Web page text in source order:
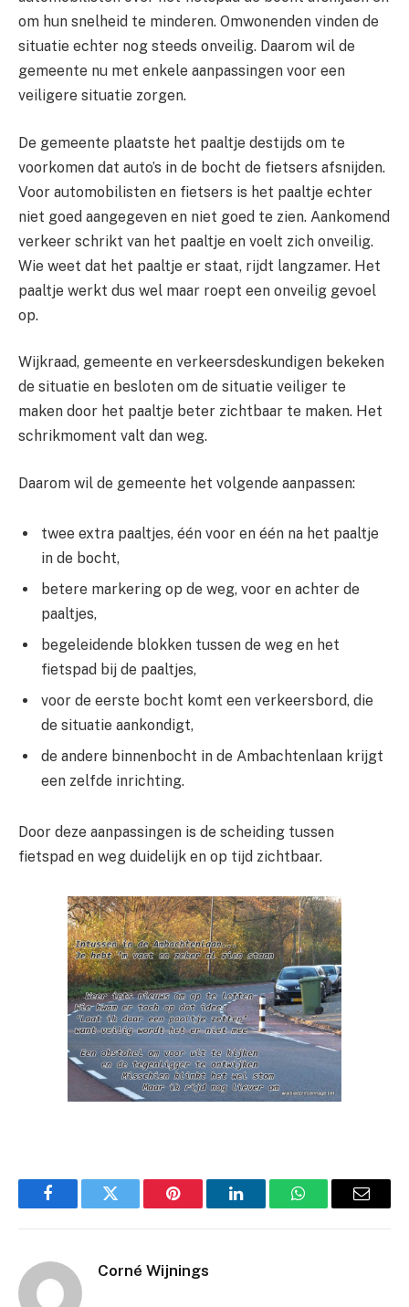
om hun snelheid te minderen. Omwonenden vinden de
situatie echter nog steeds onveilig. Daarom wil de
gemeente nu met enkele aanpassingen voor een
veiligere situatie zorgen.
De gemeente plaatste het paaltje destijds om te
voorkomen dat auto’s in de bocht de fietsers afsnijden.
Voor automobilisten en fietsers is het paaltje echter
niet goed aangegeven en niet goed te zien. Aankomend
verkeer schrikt van het paaltje en voelt zich onveilig.
Wie weet dat het paaltje er staat, rijdt langzamer. Het
paaltje werkt dus wel maar roept een onveilig gevoel
op.
Wijkraad, gemeente en verkeersdeskundigen bekeken
de situatie en besloten om de situatie veiliger te
maken door het paaltje beter zichtbaar te maken. Het
schrikmoment valt dan weg.
Daarom wil de gemeente het volgende aanpassen:
twee extra paaltjes, één voor en één na het paaltje
in de bocht,
betere markering op de weg, voor en achter de
paaltjes,
begeleidende blokken tussen de weg en het
fietspad bij de paaltjes,
voor de eerste bocht komt een verkeersbord, die
de situatie aankondigt,
de andere binnenbocht in de Ambachtenlaan krijgt
een zelfde inrichting.
Door deze aanpassingen is de scheiding tussen
fietspad en weg duidelijk en op tijd zichtbaar.
FacebookTwitter Pinterest LinkedInWhatsAppEmail
Corné Wijnings